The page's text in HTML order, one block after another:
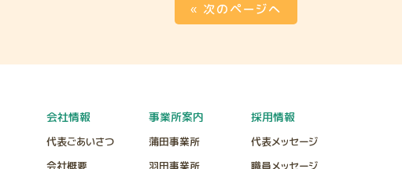
« 次のページへ
会社情報
代表ごあいさつ
会社概要
事業所案内
蒲田事業所
羽田事業所
採用情報
代表メッセージ
職員メッセージ